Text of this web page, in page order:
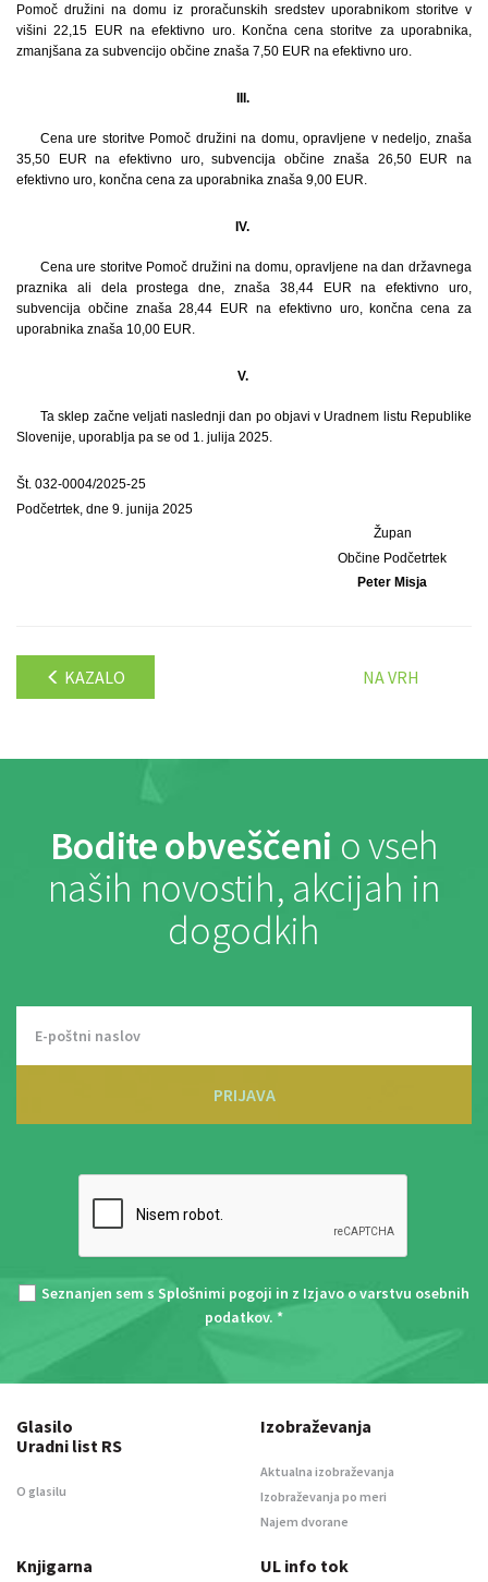
Pomoč družini na domu iz proračunskih sredstev uporabnikom storitve v
višini 22,15 EUR na efektivno uro. Končna cena storitve za uporabnika,
zmanjšana za subvencijo občine znaša 7,50 EUR na efektivno uro.
III.
Cena ure storitve Pomoč družini na domu, opravljene v nedeljo, znaša
35,50 EUR na efektivno uro, subvencija občine znaša 26,50 EUR na
efektivno uro, končna cena za uporabnika znaša 9,00 EUR.
IV.
Cena ure storitve Pomoč družini na domu, opravljene na dan državnega
praznika ali dela prostega dne, znaša 38,44 EUR na efektivno uro,
subvencija občine znaša 28,44 EUR na efektivno uro, končna cena za
uporabnika znaša 10,00 EUR.
V.
Ta sklep začne veljati naslednji dan po objavi v Uradnem listu Republike
Slovenije, uporablja pa se od 1. julija 2025.
Št. 032-0004/2025-25
Podčetrtek, dne 9. junija 2025
Župan
Občine Podčetrtek
Peter Misja
KAZALO NA VRH
Bodite obveščeni o vseh
naših novostih, akcijah in
dogodkih
PRIJAVA
Seznanjen sem s Splošnimi pogoji in z Izjavo o varstvu osebnih
podatkov. *
Glasilo
Uradni list RS
O glasilu
Izobraževanja
Aktualna izobraževanja
Izobraževanja po meri
Najem dvorane
Knjigarna UL info tok